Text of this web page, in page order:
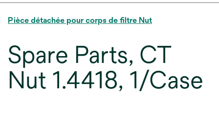
Pièce détachée pour corps de filtre Nut
Spare Parts, CT
Nut 1.4418, 1/Case